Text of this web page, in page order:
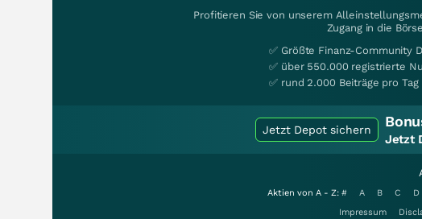
Profitieren Sie von unserem
Zugang in die
✅ Größte Finanz-Community
✅ über 550.000 registrierte
✅ rund 2.000 Beiträge pro Tag
Jetzt Depot sichern
Jetzt
Aktien von A - Z: # A B C D
Impressum